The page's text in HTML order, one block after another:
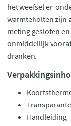
het weefsel en
warmteholten zijn
meting gesloten
onmiddellijk
dranken.
Handleiding